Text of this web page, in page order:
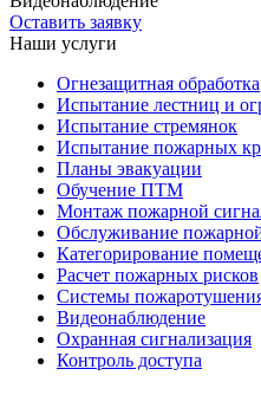
Оставить заявку
Наши услуги
Огнезащитная обработка
Испытание лестниц и
Испытание стремянок
Испытание пожарных
Планы эвакуации
Обучение ПТМ
Монтаж пожарной
Обслуживание
Категорирование
Расчет пожарных рисков
Системы
Видеонаблюдение
Охранная сигнализация
Контроль доступа